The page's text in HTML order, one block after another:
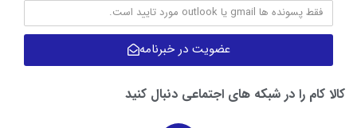
عضویت در خبرنامه
کالا کام را در شبکه های اجتماعی دنبال کنید